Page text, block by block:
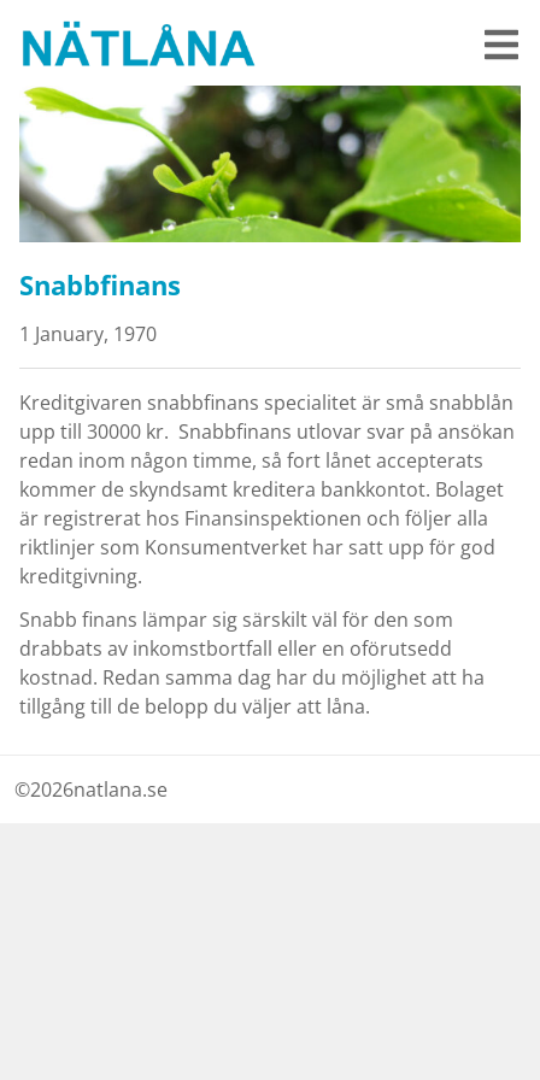
Snabbfinans
1 January, 1970
Kreditgivaren snabbfinans specialitet är små snabblån
upp till 30000 kr. Snabbfinans utlovar svar på ansökan
redan inom någon timme, så fort lånet accepterats
kommer de skyndsamt kreditera bankkontot. Bolaget
är registrerat hos Finansinspektionen och följer alla
riktlinjer som Konsumentverket har satt upp för god
kreditgivning.
Snabb finans lämpar sig särskilt väl för den som
drabbats av inkomstbortfall eller en oförutsedd
kostnad. Redan samma dag har du möjlighet att ha
tillgång till de belopp du väljer att låna.
©2026natlana.se